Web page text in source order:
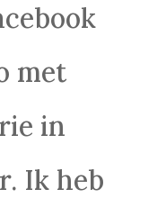
met
in
Ik heb